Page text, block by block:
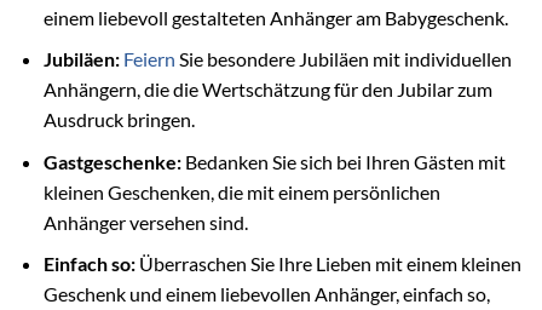
einem liebevoll gestalteten Anhänger am Babygeschenk.
Jubiläen: Feiern Sie besondere Jubiläen mit individuellen
Anhängern, die die Wertschätzung für den Jubilar zum
Ausdruck bringen.
Gastgeschenke:Bedanken Sie sich bei Ihren Gästen mit
kleinen Geschenken, die mit einem persönlichen
Anhänger versehen sind.
Einfach so:Überraschen Sie Ihre Lieben mit einem kleinen
Geschenk und einem liebevollen Anhänger, einfach so,